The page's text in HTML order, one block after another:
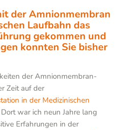
der Amnionmembran
Laufbahn das
gekommen und
konnten Sie bisher
der Amnionmembran-
Zeit auf der
in der Medizinischen
war ich neun Jahre lang
Erfahrungen in der